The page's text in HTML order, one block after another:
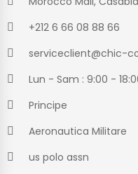
+212 6 66 08 88 66
serviceclient@chic-
Lun - Sam : 9:00 -
Principe
Aeronautica Militare
us polo assn